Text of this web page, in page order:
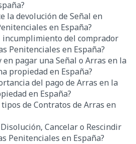
la devolución de Señal en
en España?
incumplimiento del comprador
Penitenciales en España?
en pagar una Señal o Arras en la
propiedad en España?
del pago de Arras en la
en España?
de Contratos de Arras en
Cancelar o Rescindir
Penitenciales en España?